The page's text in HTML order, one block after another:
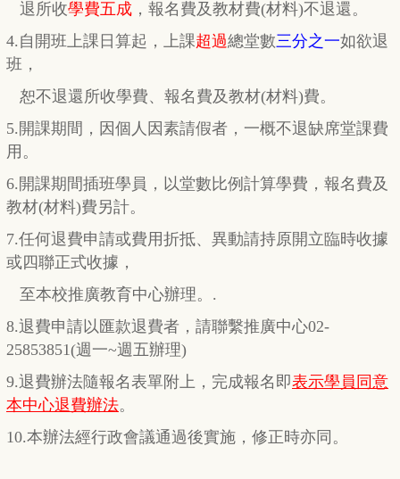
退所收學費五成 ， 報名費及教材費(材料)不退還。
4.自開班上課日算起，上課超過總堂數三分之一如欲退
班，
恕不退還所收學費、報名費及教材(材料)費。
5.開課期間，因個人因素請假者，一概不退缺席堂課費
用。
6.開課期間插班學員，以堂數比例計算學費，報名費及
教材(材料)費另計。
7.任何退費申請或費用折抵、異動請持原開立臨時收據
或四聯正式收據，
至本校推廣教育中心辦理。.
8.退費申請以匯款退費者，請聯繫推廣中心02-
25853851(週一~週五辦理)
9.退費辦法隨報名表單附上，完成報名即表示學員同意
本中心退費辦法。
10.本辦法經行政會議通過後實施，修正時亦同。